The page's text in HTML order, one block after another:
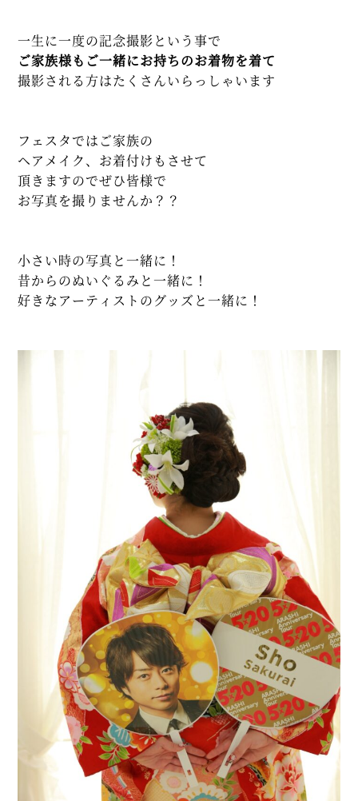
一生に一度の記念撮影という事で
ご家族様もご一緒にお持ちのお着物を着て
撮影される方はたくさんいらっしゃいます
フェスタではご家族の
ヘアメイク、お着付けもさせて
頂きますのでぜひ皆様で
お写真を撮りませんか？？
小さい時の写真と一緒に！
昔からのぬいぐるみと一緒に！
好きなアーティストのグッズと一緒に！